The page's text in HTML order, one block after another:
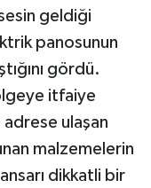
geldiği
panosunun
gördü.
itfaiye
ulaşan
malzemelerin
dikkatli bir